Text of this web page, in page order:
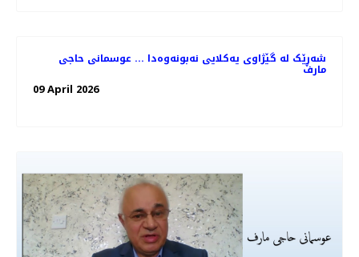
شەڕێک لە گێژاوی یەکلایی نەبونەوەدا ... عوسمانی حاجی
مارف
09 April 2026